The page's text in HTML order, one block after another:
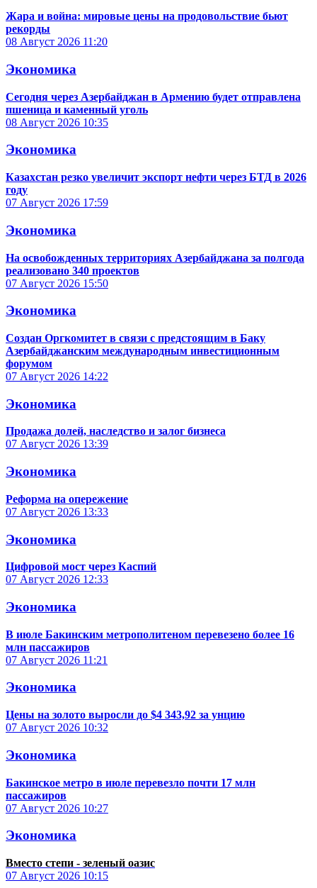
Жара и война: мировые цены на продовольствие бьют
рекорды
08 Август 2026 11:20
Экономика
Сегодня через Азербайджан в Армению будет отправлена
пшеница и каменный уголь
08 Август 2026 10:35
Экономика
Казахстан резко увеличит экспорт нефти через БТД в 2026
году
07 Август 2026 17:59
Экономика
На освобожденных территориях Азербайджана за полгода
реализовано 340 проектов
07 Август 2026 15:50
Экономика
Создан Оргкомитет в связи с предстоящим в Баку
Азербайджанским международным инвестиционным
форумом
07 Август 2026 14:22
Экономика
Продажа долей, наследство и залог бизнеса
07 Август 2026 13:39
Экономика
Реформа на опережение
07 Август 2026 13:33
Экономика
Цифровой мост через Каспий
07 Август 2026 12:33
Экономика
В июле Бакинским метрополитеном перевезено более 16
млн пассажиров
07 Август 2026 11:21
Экономика
Цены на золото выросли до $4 343,92 за унцию
07 Август 2026 10:32
Экономика
Бакинское метро в июле перевезло почти 17 млн
пассажиров
07 Август 2026 10:27
Экономика
Вместо степи - зеленый оазис
07 Август 2026 10:15